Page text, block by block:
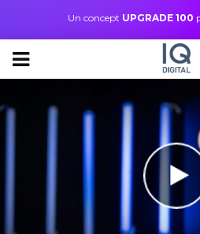
Un concept UPGRADE 100